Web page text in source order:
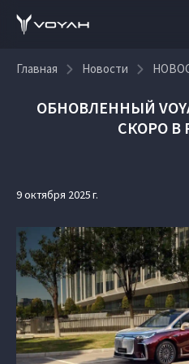
Главная Новости
ОБНОВЛЕННЫЙ
СКОРО В
9 октября 2025 г.